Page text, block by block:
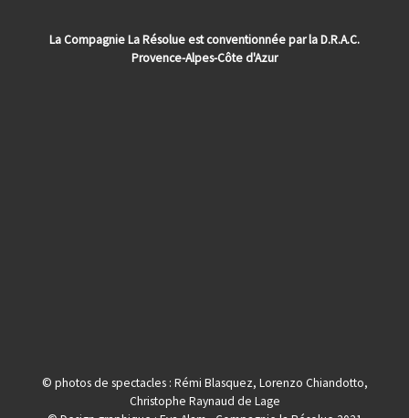
La Compagnie La Résolue est conventionnée par la D.R.A.C.
Provence-Alpes-Côte d'Azur
© photos de spectacles : Rémi Blasquez, Lorenzo Chiandotto,
Christophe Raynaud de Lage